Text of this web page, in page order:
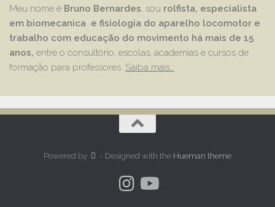
Meu nome é Bruno Bernardes, sou rolfista, especialista
em biomecanica e fisiologia do aparelho locomotor e
trabalho com educação do movimento há mais de 15
anos, entre o consultório, escolas, academias e cursos de
formação para professores. Saiba mais…
Powered by - Designed with the Hueman theme